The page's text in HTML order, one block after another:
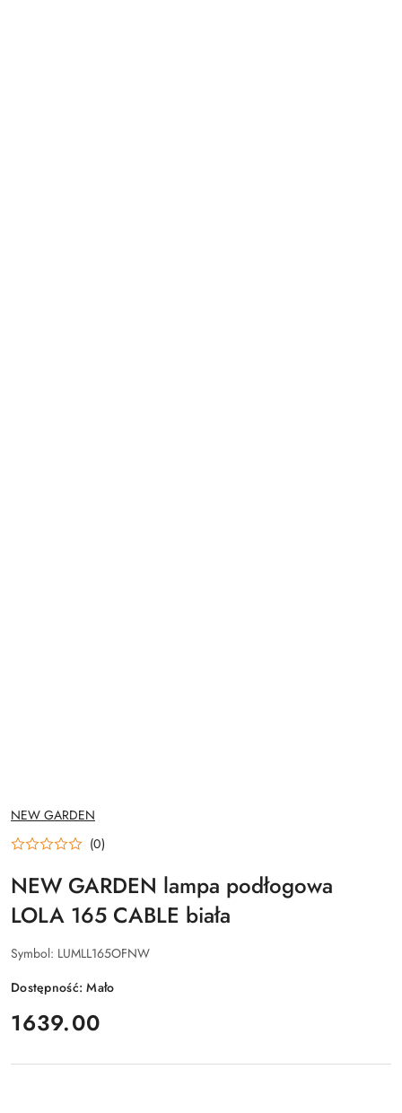
NAZWA
PRODUCENTA:
NEW GARDEN
(0)
NEW GARDEN lampa podłogowa
LOLA 165 CABLE biała
Symbol: LUMLL165OFNW
Dostępność:Mało
cena:
1639.00